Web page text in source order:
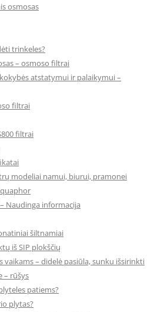
osmosas
trinkeles?
– osmoso filtrai
atstatymui ir palaikymui –
filtrai
filtrai
modeliai namui, biurui, pramonei
Naudinga informacija
šiltnamiai
iš SIP plokščių
vaikams – didelė pasiūla, sunku išsirinkti
– rūšys
patiems?
plytas?